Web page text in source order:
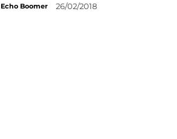
Echo Boomer 26/02/2018